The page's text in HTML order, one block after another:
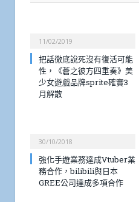
11/02/2019
把話徹底說死沒有復活可能
性，《蒼之彼方四重奏》美
少女遊戲品牌sprite確實3
月解散
30/10/2018
強化手遊業務達成Vtuber業
務合作，bilibili與日本
GREE公司達成多項合作